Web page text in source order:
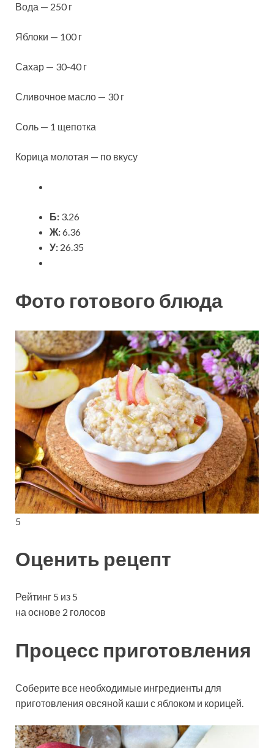
Вода — 250 г
Яблоки — 100 г
Сахар — 30-40 г
Сливочное масло — 30 г
Соль — 1 щепотка
Корица молотая — по вкусу
Б: 3.26
Ж:6.36
У: 26.35
Фото готового блюда
5
Оценить рецепт
Рейтинг 5 из 5
на основе 2 голосов
Процесс приготовления
Соберите все необходимые ингредиенты для
приготовления овсяной каши с яблоком и корицей.